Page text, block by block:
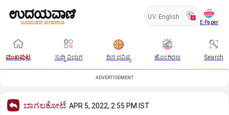
UV English
E-Paper
ಮುಖಪುಟ ಸುದ್ದಿ ವಿಭಾಗ ದಿನ ಭವಿಷ್ಯ ಹೊಂಗಿರಣ Search
ADVERTISEMENT
ಬಾಗಲಕೋಟೆ APR 5, 2022, 2:55 PM IST